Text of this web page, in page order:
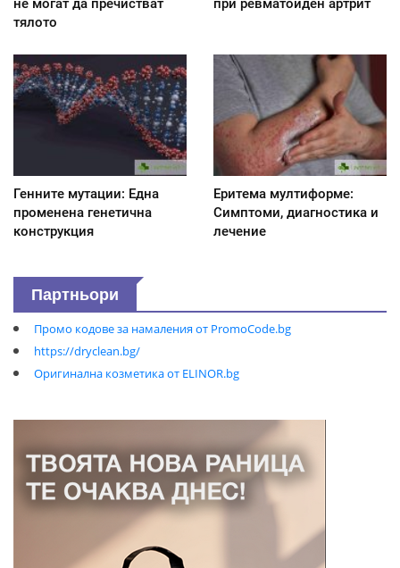
не могат да пречистват
тялото
при ревматоиден артрит
Генните мутации: Една
променена генетична
конструкция
Еритема мултиформе:
Симптоми, диагностика и
лечение
Партньори
Промо кодове за намаления от PromoCode.bg
https://dryclean.bg/
Оригинална козметика от ELINOR.bg